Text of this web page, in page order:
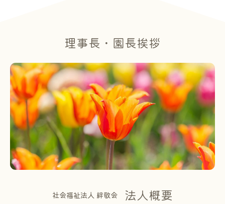
理事長・園長挨拶
社会福祉法人 絆敬会 法人概要